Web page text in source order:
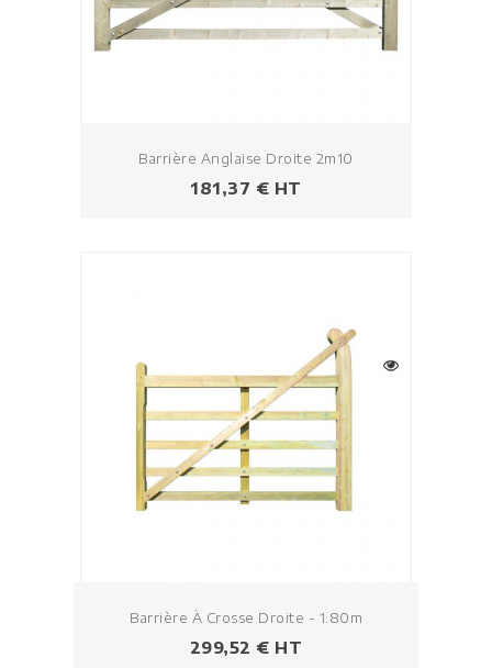
Barrière Anglaise Droite 2m10
Prezzo
181,37 € HT
Barrière À Crosse Droite - 1.80m
Prezzo
299,52 € HT